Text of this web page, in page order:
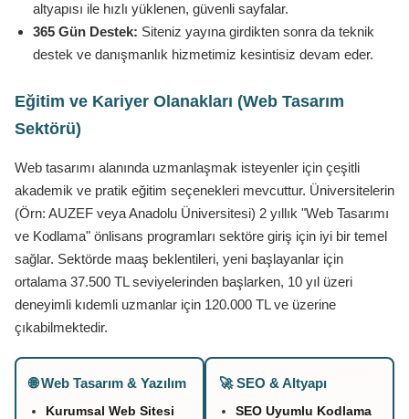
altyapısı ile hızlı yüklenen, güvenli sayfalar.
365 Gün Destek: Siteniz yayına girdikten sonra da teknik
destek ve danışmanlık hizmetimiz kesintisiz devam eder.
Eğitim ve Kariyer Olanakları (Web Tasarım
Sektörü)
Web tasarımı alanında uzmanlaşmak isteyenler için çeşitli
akademik ve pratik eğitim seçenekleri mevcuttur. Üniversitelerin
(Örn: AUZEF veya Anadolu Üniversitesi) 2 yıllık "Web Tasarımı
ve Kodlama" önlisans programları sektöre giriş için iyi bir temel
sağlar. Sektörde maaş beklentileri, yeni başlayanlar için
ortalama 37.500 TL seviyelerinden başlarken, 10 yıl üzeri
deneyimli kıdemli uzmanlar için 120.000 TL ve üzerine
çıkabilmektedir.
🌐 Web Tasarım & Yazılım
Kurumsal Web Sitesi
🚀 SEO & Altyapı
SEO Uyumlu Kodlama